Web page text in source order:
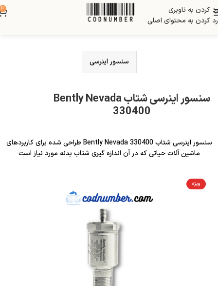
رد کردن به ناوبری
رد کردن به محتوای اصلی
0
سنسور اینرسی
سنسور اینرسی شتاب Bently Nevada
330400
سنسور اینرسی شتاب Bently Nevada 330400 طراحی شده برای کاربردهای
ماشین آلات حیاتی که در آن اندازه گیری شتاب بدنه مورد نیاز است
ویژه